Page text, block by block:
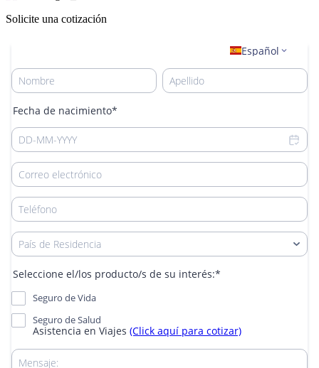
Solicite una cotización